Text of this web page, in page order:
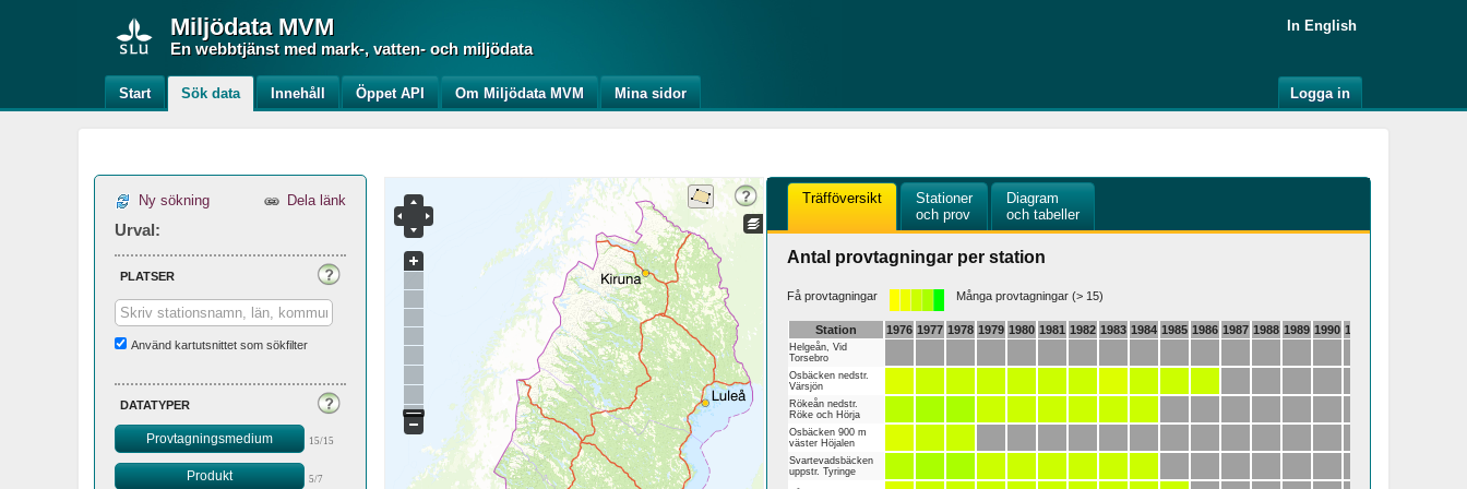
Miljödata MVM
En webbtjänst med mark-, vatten- och miljödata
In English
Start Sök data Innehåll Öppet API Om Miljödata MVM Mina sidor Logga in
Ny sökning Dela länk
Urval:
platser
Använd kartutsnittet som sökfilter
datatyper
Provtagningsmedium 15/15
Produkt 5/7
Träfföversikt
Stationer
och prov
Diagram
och tabeller
Antal provtagningar per station
Få provtagningar Många provtagningar (> 15)
Station 1976 1977 1978 1979 1980 1981 1982 1983 1984 1985 1986 1987 1988 1989 1990 1991
Helgeån, Vid
Torsebro
Osbäcken nedstr.
Värsjön
Rökeån nedstr.
Röke och Hörja
Osbäcken 900 m
väster Höjalen
Svartevadsbäcken
uppstr. Tyringe